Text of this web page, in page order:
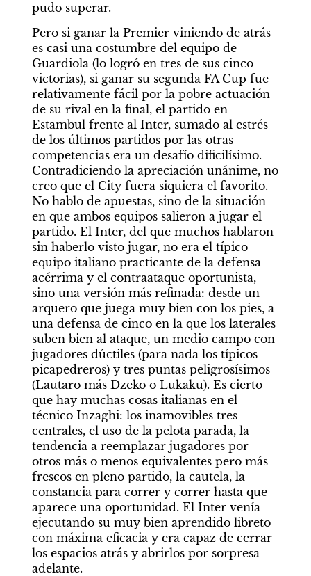
pudo superar.
Pero si ganar la Premier viniendo de atrás
es casi una costumbre del equipo de
Guardiola (lo logró en tres de sus cinco
victorias), si ganar su segunda FA Cup fue
relativamente fácil por la pobre actuación
de su rival en la final, el partido en
Estambul frente al Inter, sumado al estrés
de los últimos partidos por las otras
competencias era un desafío dificilísimo.
Contradiciendo la apreciación unánime, no
creo que el City fuera siquiera el favorito.
No hablo de apuestas, sino de la situación
en que ambos equipos salieron a jugar el
partido. El Inter, del que muchos hablaron
sin haberlo visto jugar, no era el típico
equipo italiano practicante de la defensa
acérrima y el contraataque oportunista,
sino una versión más refinada: desde un
arquero que juega muy bien con los pies, a
una defensa de cinco en la que los laterales
suben bien al ataque, un medio campo con
jugadores dúctiles (para nada los típicos
picapedreros) y tres puntas peligrosísimos
(Lautaro más Dzeko o Lukaku). Es cierto
que hay muchas cosas italianas en el
técnico Inzaghi: los inamovibles tres
centrales, el uso de la pelota parada, la
tendencia a reemplazar jugadores por
otros más o menos equivalentes pero más
frescos en pleno partido, la cautela, la
constancia para correr y correr hasta que
aparece una oportunidad. El Inter venía
ejecutando su muy bien aprendido libreto
con máxima eficacia y era capaz de cerrar
los espacios atrás y abrirlos por sorpresa
adelante.